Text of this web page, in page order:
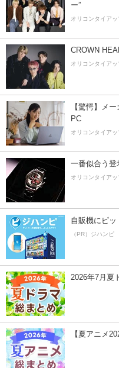
ー”
オリコンタイア
CROWN
オリコンタイア
【驚愕】メ
PC
オリコンタイア
一番似合う
オリコンタイア
自販機にピッ
（PR）ジハンピ
2026年7月夏
【夏アニメ